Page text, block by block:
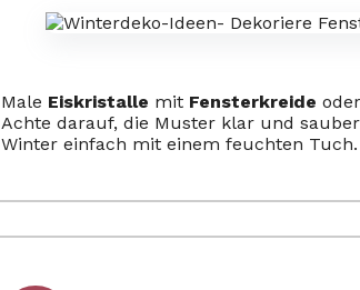
Male Eiskristalle mit Fensterkreide oder
Achte darauf, die Muster klar und
Winter einfach mit einem feuchten